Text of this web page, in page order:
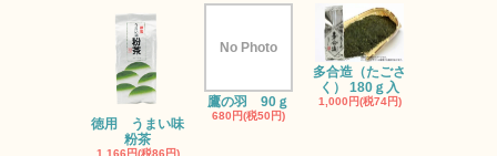
徳用 うまい味
粉茶
1,166円(税86円)
No Photo
鷹の羽 90ｇ
680円(税50円)
多合造（たごさ
く） 180ｇ入
1,000円(税74円)